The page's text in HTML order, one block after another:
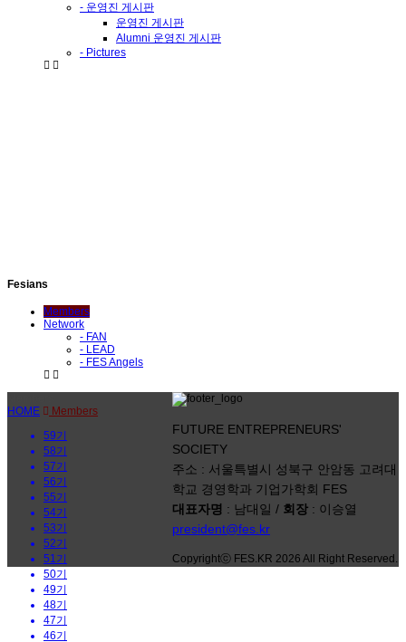
- 운영진 게시판
운영진 게시판
Alumni 운영진 게시판
- Pictures
Fesians
Members
Network
- FAN
- LEAD
- FES Angels
HOME
Members
59기
58기
57기
56기
55기
54기
53기
52기
51기
50기
49기
48기
47기
46기
FUTURE ENTREPRENEURS'
SOCIETY
주소 : 서울특별시 성북구 안암동 고려대
학교 경영학과 기업가학회 FES
대표자명 : 남대일 / 회장 : 이승열
president@fes.kr
Copyrightⓒ FES.KR 2026 All Right Reserved.